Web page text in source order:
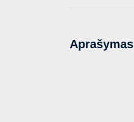
Aprašymas